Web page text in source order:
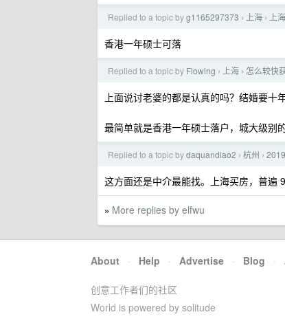
Replied to a topic byg1165297373 › 上海 › 上
香港一年硕士可落
Replied to a topic by Flowing › 上海 › 怎么较快
上面说讨老婆的都是认真的吗？结婚要十
最简单就是香港一年硕士落户，城大级别
Replied to a topic bydaquandiao2 › 杭州 ›
这方面还是中介最能找。上海买房，普遍
» More replies by elfwu
About · Help · Advertise · Blog ·
创意工作者们的社区
World is powered by solitude